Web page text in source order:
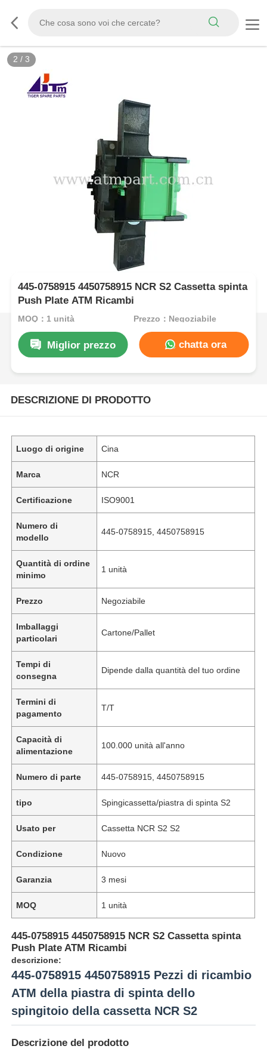
2 / 3
445-0758915 4450758915 NCR S2 Cassetta spinta
Push Plate ATM Ricambi
MOQ：1 unità Prezzo：Negoziabile
Miglior prezzo chatta ora
DESCRIZIONE DI PRODOTTO
Luogo di origine Cina
Marca NCR
Certificazione ISO9001
Numero di
modello
445-0758915, 4450758915
Quantità di ordine
minimo
1 unità
Prezzo Negoziabile
Imballaggi
particolari
Cartone/Pallet
Tempi di
consegna
Dipende dalla quantità del tuo ordine
Termini di
pagamento
T/T
Capacità di
alimentazione
100.000 unità all'anno
Numero di parte 445-0758915, 4450758915
tipo Spingicassetta/piastra di spinta S2
Usato per Cassetta NCR S2 S2
Condizione Nuovo
Garanzia 3 mesi
MOQ 1 unità
445-0758915 4450758915 NCR S2 Cassetta spinta
Push Plate ATM Ricambi
descrizione:
445-0758915 4450758915 Pezzi di ricambio
ATM della piastra di spinta dello
spingitoio della cassetta NCR S2
Descrizione del prodotto